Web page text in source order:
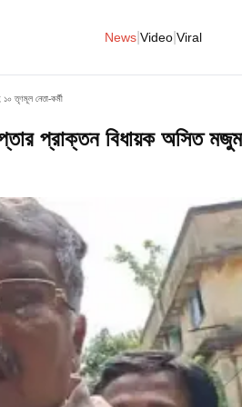
News Video Viral
তৃণমূল নেতা-কর্মী
প্রাক্তন বিধায়ক অসিত